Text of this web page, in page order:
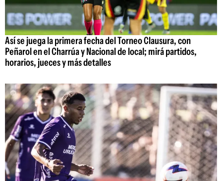
Así se juega la primera fecha del Torneo Clausura, con
Peñarol en el Charrúa y Nacional de local; mirá partidos,
horarios, jueces y más detalles